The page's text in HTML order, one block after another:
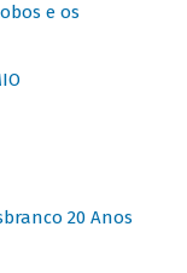
e os
20 Anos